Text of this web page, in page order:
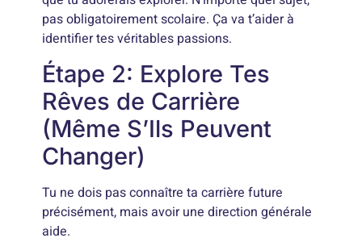
pas obligatoirement scolaire. Ça va t’aider à
identifier tes véritables passions.
Étape 2: Explore Tes
Rêves de Carrière
(Même S’Ils Peuvent
Changer)
Tu ne dois pas connaître ta carrière future
précisément, mais avoir une direction générale
aide.